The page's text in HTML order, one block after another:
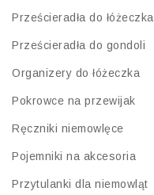
Prześcieradła do łóżeczka
Prześcieradła do gondoli
Organizery do łóżeczka
Pokrowce na przewijak
Ręczniki niemowlęce
Pojemniki na akcesoria
Przytulanki dla niemowląt